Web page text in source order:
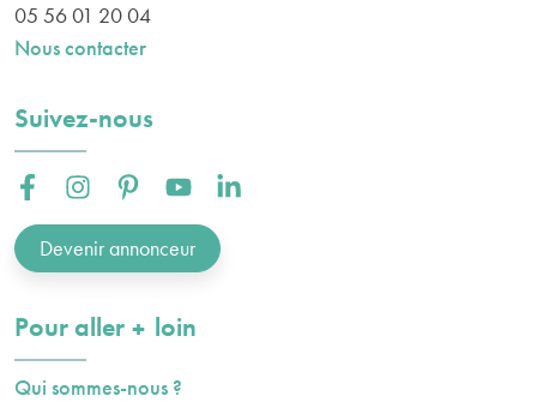
05 56 01 20 04
Nous contacter
Suivez-nous
Facebook :Instagram :Pinterest :Youtube :Linkedin :
Devenir annonceur
Pour aller plusloin
Qui sommes-nous ?